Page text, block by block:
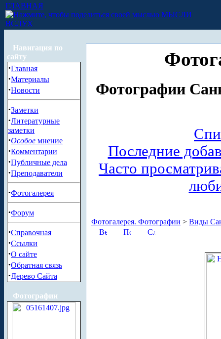
ГЛАВНАЯ
МЫСЛИ
ВСЛУХ
Навигация по
сайту
·Главная
·Материалы
·Новости
·Заметки
·Литературные
заметки
·Особое мнение
·Комментарии
·Публичные дела
·Преподаватели
·Фотогалерея
·Форум
·Справочная
·Ссылки
·О сайте
·Обратная связь
·Дерево Сайта
Фотографии
Фотографии
Последние
Часто
Фотогалерея. Фотографии > Виды